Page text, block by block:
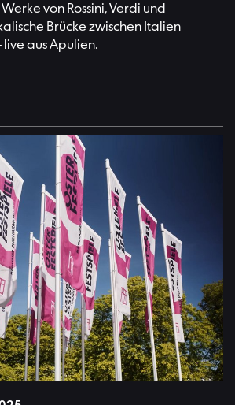
von Rossini, Verdi und
Brücke zwischen Italien
live aus Apulien.